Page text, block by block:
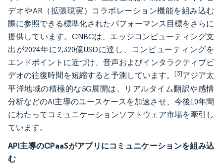
デオやAR（拡張現実）コラボレーション機能を組み込む
際に参照できる標準化されたパフォーマンス目標をさらに
提供しています。CNBCは、エッジコンピューティング支
出が2024年に2,320億USDに達し、コンピューティングを
エンドポイントに近づけ、音声およびインタラクティブビ
デオの往復時間を短縮すると予測しています。 [3]アジア太
平洋地域の積極的な5G展開は、リアルタイム翻訳や感情
分析などのAI主導のユースケースを加速させ、今後10年間
にわたってコミュニケーションソフトウェア市場を牽引し
ています。
API主導のCPaaSがアプリにコミュニケーションを組み込
む